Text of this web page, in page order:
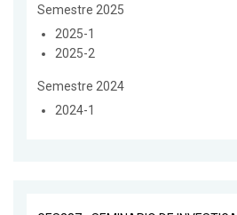
Semestre 2025
2025-1
2025-2
Semestre 2024
2024-1